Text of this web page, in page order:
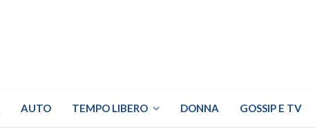
AUTO TEMPO LIBERO DONNA GOSSIP E TV